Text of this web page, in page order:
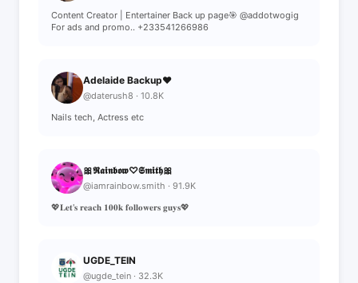
Content Creator | Entertainer Back up page🎯 @addotwogig
For ads and promo.. +233541266986
Adelaide Backup❤️
@daterush8 · 10.8K
Nails tech, Actress etc
🎀𝕽𝖆𝖎𝖓𝖇𝖔𝖜♡𝕾𝖒𝖎𝖙𝖍🎀
@iamrainbow.smith · 91.9K
💖𝐋𝐞𝐭'𝐬 𝐫𝐞𝐚𝐜𝐡 𝟏𝟎𝟎𝐤 𝐟𝐨𝐥𝐥𝐨𝐰𝐞𝐫𝐬 𝐠𝐮𝐲𝐬💖
UGDE_TEIN
@ugde_tein · 32.3K